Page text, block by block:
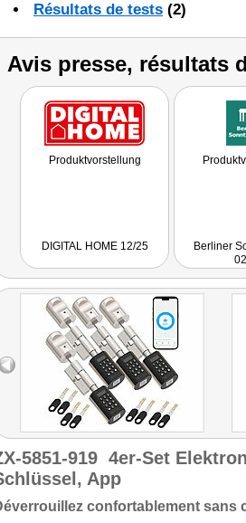
Résultats de tests (2)
Avis presse, résultats
Produktvorstellung
DIGITAL HOME 12/25
Berliner
5851-919 4er-Set
App
confortablement sans